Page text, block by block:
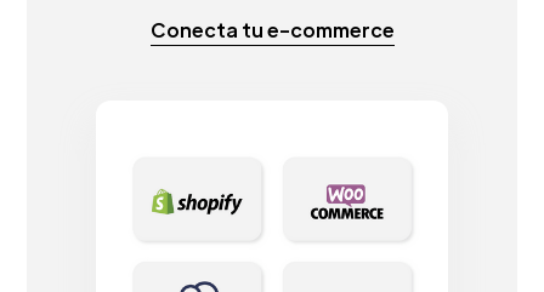
Conecta tu e-commerce